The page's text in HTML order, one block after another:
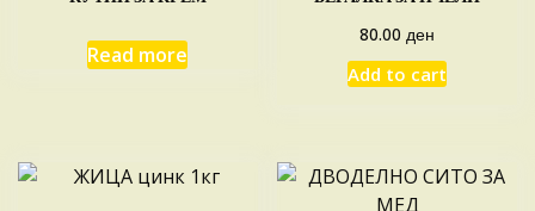
Read more
80.00ден
Add to cart